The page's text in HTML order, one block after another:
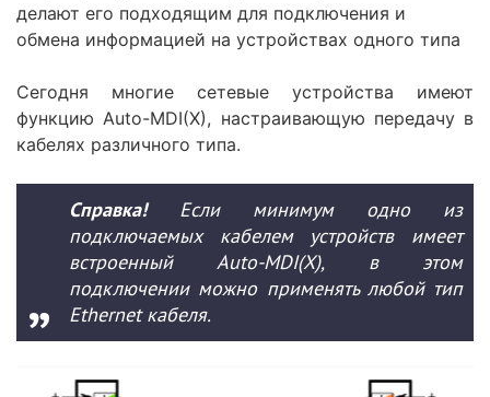
делают его подходящим для подключения и
обмена информацией на устройствах одного типа
Сегодня многие сетевые устройства имеют
функцию Auto-MDI(X), настраивающую передачу в
кабелях различного типа.
Справка! Если минимум одно из
подключаемых кабелем устройств имеет
встроенный Auto-MDI(X), в этом
подключении можно применять любой тип
Ethernet кабеля.